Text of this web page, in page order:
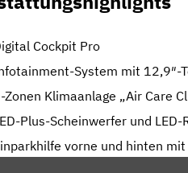
Cockpit Pro
System mit 12,9″-
Zonen Klimaanlage „Air Care
Plus-Scheinwerfer und LED-
vorne und hinten